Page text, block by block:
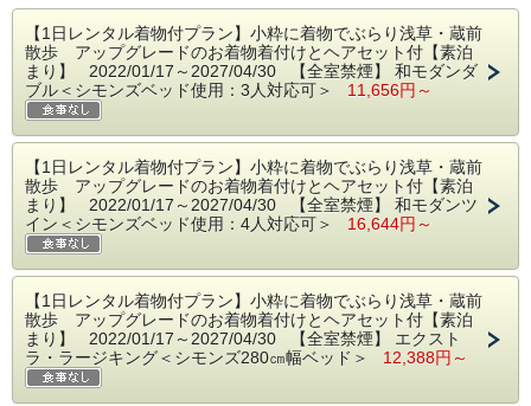
ク・草履または下駄がついております。
ヘアセット付でございます。
着付けはホテルから徒歩10分の着物レンタル店「華雅」にて行いま
す。
＜プランご予約特典＞
お着物のアップグレード付き！
※アレンジ付きのヘアセットやお着物（小物）のさらにグレードア
ップも追加料金でお受けできますので、現地（華雅）にてお申し付
けください。
■ご予約にあたり■
※こちらのプランは、必ず下記の内容をご確認いただき、ご了承の
上ご予約をお願いいたします。
★☆プラン概要☆★
このプランは浅草着物レンタル「華雅」提携プランです。
【1日レンタル着物付プラン】小粋に着物でぶらり浅草・蔵前
散歩 アップグレードのお着物着付けとヘアセット付【素泊
まり】 2022/01/17～2027/04/30 【全室禁煙】 和モダンダ
ブル＜シモンズベッド使用：3人対応可＞ 11,656円～
【1日レンタル着物付プラン】小粋に着物でぶらり浅草・蔵前
散歩 アップグレードのお着物着付けとヘアセット付【素泊
まり】 2022/01/17～2027/04/30 【全室禁煙】 和モダンツ
イン＜シモンズベッド使用：4人対応可＞ 16,644円～
【1日レンタル着物付プラン】小粋に着物でぶらり浅草・蔵前
散歩 アップグレードのお着物着付けとヘアセット付【素泊
まり】 2022/01/17～2027/04/30 【全室禁煙】 エクスト
ラ・ラージキング＜シモンズ280㎝幅ベッド＞ 12,388円～